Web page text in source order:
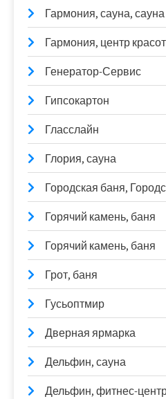
Гармония, сауна, сауна
Гармония, центр
Генератор-Сервис
Гипсокартон
Гласслайн
Глория, сауна
Городская баня,
Горячий камень, баня
Горячий камень, баня
Грот, баня
Гусьоптмир
Дверная ярмарка
Дельфин, сауна
Дельфин, фитнес-